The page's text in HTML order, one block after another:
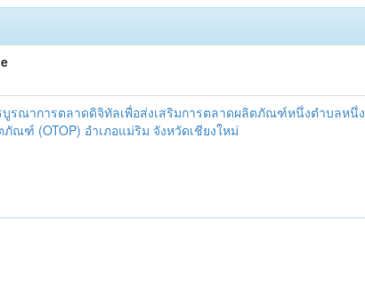
บูรณาการตลาดดิจิทัลเพื่อส่งเสริมการตลาดผลิตภัณฑ์หนึ่งตำบลหนึ่ง
ภัณฑ์ (OTOP) อำเภอแม่ริม จังหวัดเชียงใหม่